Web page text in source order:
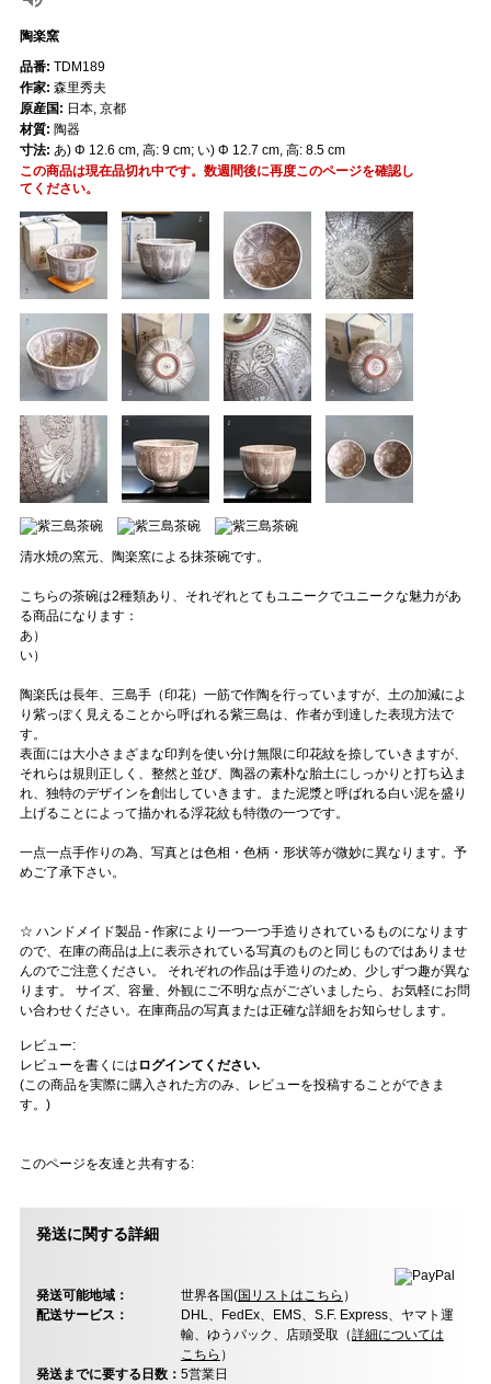
陶楽窯
清水焼の窯元、陶楽窯による抹茶碗です。
こちらの茶碗は2種類あり、それぞれとてもユニークでユニークな魅力があ
る商品になります：
あ）
い）
陶楽氏は長年、三島手（印花）一筋で作陶を行っていますが、土の加減によ
り紫っぽく見えることから呼ばれる紫三島は、作者が到達した表現方法で
す。
表面には大小さまざまな印判を使い分け無限に印花紋を捺していきますが、
それらは規則正しく、整然と並び、陶器の素朴な胎土にしっかりと打ち込ま
れ、独特のデザインを創出していきます。また泥漿と呼ばれる白い泥を盛り
上げることによって描かれる浮花紋も特徴の一つです。
一点一点手作りの為、写真とは色相・色柄・形状等が微妙に異なります。予
めご了承下さい。
☆ ハンドメイド製品 - 作家により一つ一つ手造りされているものになります
ので、在庫の商品は上に表示されている写真のものと同じものではありませ
んのでご注意ください。 それぞれの作品は手造りのため、少しずつ趣が異な
ります。 サイズ、容量、外観にご不明な点がございましたら、お気軽にお問
い合わせください。在庫商品の写真または正確な詳細をお知らせします。
レビュー:
レビューを書くには ログインてください.
(この商品を実際に購入された方のみ、レビューを投稿することができま
す。)
このページを友達と共有する:
品番: TDM189
作家: 森里秀夫
原産国: 日本, 京都
材質: 陶器
寸法: あ) Φ 12.6 cm, 高: 9 cm; い) Φ 12.7 cm, 高: 8.5 cm
この商品は現在品切れ中です。数週間後に再度このページを確認し
てください。
発送に関する詳細
発送可能地域： 世界各国(国リストはこちら ）
配送サービス：
DHL、FedEx、EMS、S.F. Express、ヤマト運
輸、ゆうパック、店頭受取（詳細については
こちら ）
発送までに要する日数： 5営業日